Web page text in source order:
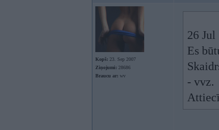
Kopš: 23. Sep 2007
Ziņojumi: 28686
Braucu ar: wv
26
Es
- vvz.